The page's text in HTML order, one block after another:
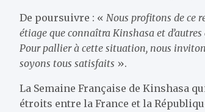
De poursuivre : « Nous profitons de ce
étiage que connaîtra Kinshasa et
Pour pallier à cette situation, nous
soyons tous satisfaits ».
La Semaine Française de Kinshasa
étroits entre la France et la